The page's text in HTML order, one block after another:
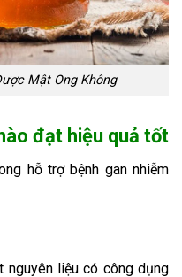
Mật Ong Không
đạt hiệu quả tốt
hỗ trợ bệnh gan nhiễm
liệu có công dụng